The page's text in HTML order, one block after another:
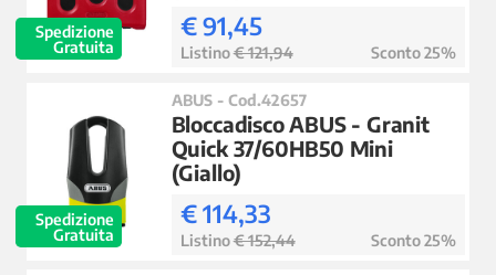
Spedizione
Gratuita
€ 91,45
Listino€ 121,94 Sconto 25%
Spedizione
Gratuita
ABUS - Cod.42657
Bloccadisco ABUS - Granit
Quick 37/60HB50 Mini
(Giallo)
€ 114,33
Listino€ 152,44 Sconto 25%